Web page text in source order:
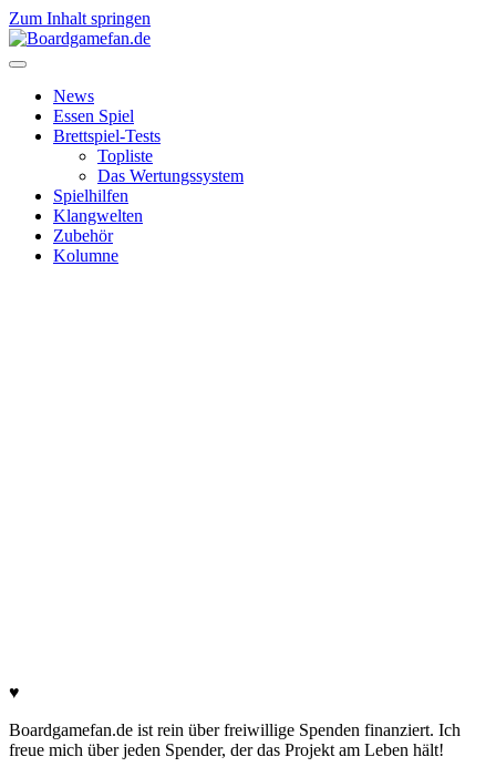
Zum Inhalt springen
News
Essen Spiel
Brettspiel-Tests
Topliste
Das Wertungssystem
Spielhilfen
Klangwelten
Zubehör
Kolumne
♥
Boardgamefan.de ist rein über freiwillige Spenden finanziert. Ich
freue mich über jeden Spender, der das Projekt am Leben hält!